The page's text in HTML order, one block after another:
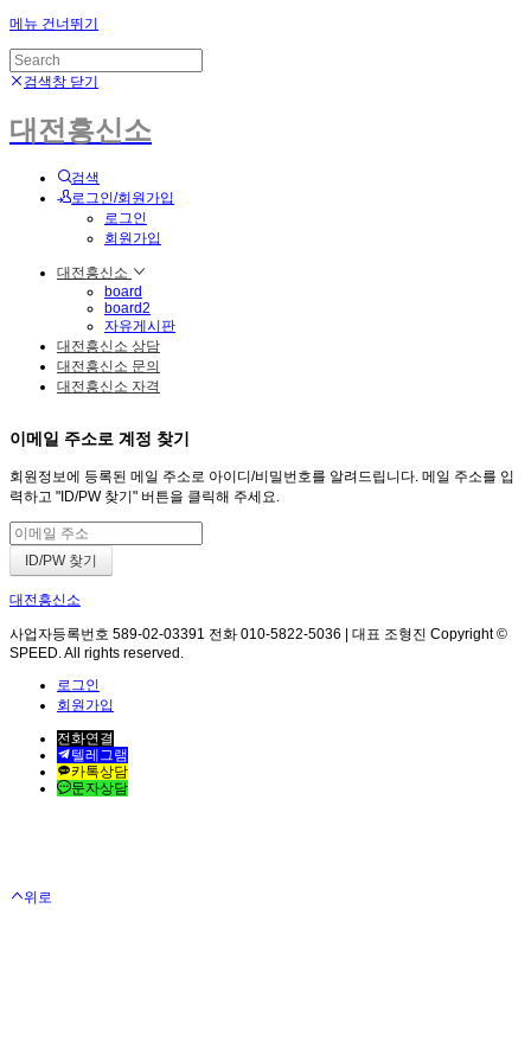
메뉴 건너뛰기
검색창 닫기
대전흥신소
검색
로그인/회원가입
로그인
회원가입
대전흥신소
board
board2
자유게시판
대전흥신소 상담
대전흥신소 문의
대전흥신소 자격
이메일 주소로 계정 찾기
회원정보에 등록된 메일 주소로 아이디/비밀번호를 알려드립니다. 메일 주소를 입
력하고 "ID/PW 찾기" 버튼을 클릭해 주세요.
대전흥신소
사업자등록번호 589-02-03391 전화 010-5822-5036 | 대표 조형진 Copyright ©
SPEED. All rights reserved.
로그인
회원가입
전화연결
텔레그램
카톡상담
문자상담
위로